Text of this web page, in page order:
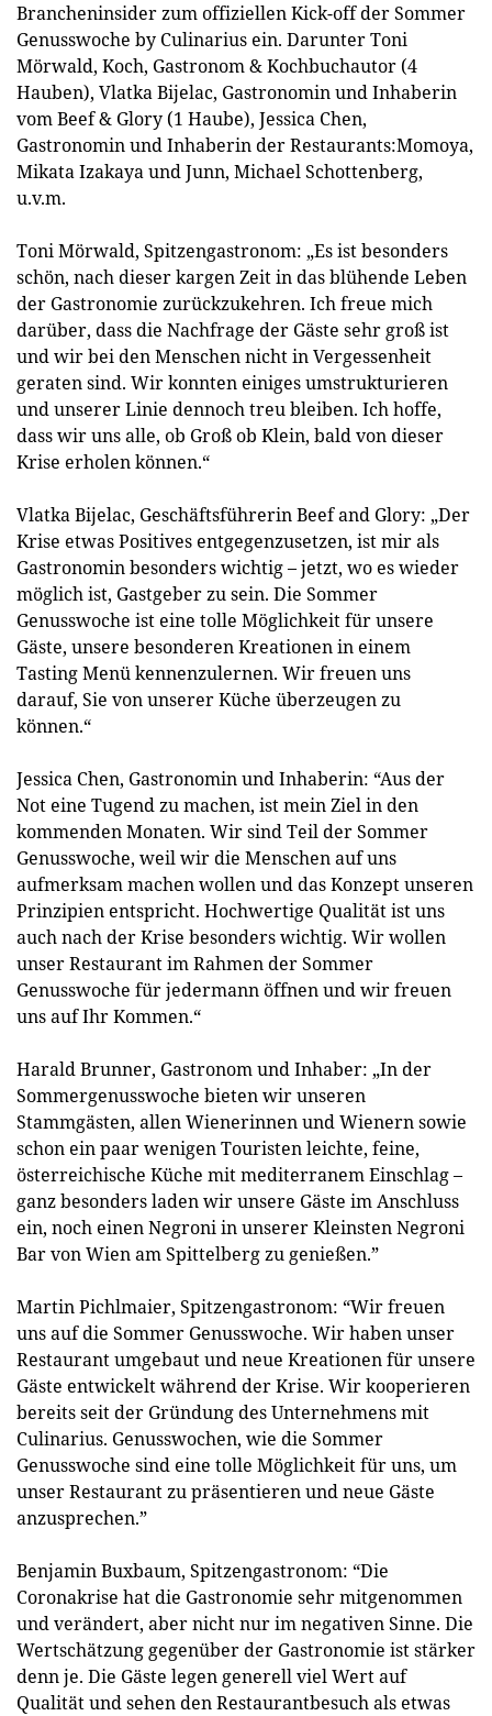
Brancheninsider zum offiziellen Kick-off der Sommer
Genusswoche by Culinarius ein. Darunter Toni
Mörwald, Koch, Gastronom & Kochbuchautor (4
Hauben), Vlatka Bijelac, Gastronomin und Inhaberin
vom Beef & Glory (1 Haube), Jessica Chen,
Gastronomin und Inhaberin der Restaurants:Momoya,
Mikata Izakaya und Junn, Michael Schottenberg,
u.v.m.
Toni Mörwald, Spitzengastronom: „Es ist besonders
schön, nach dieser kargen Zeit in das blühende Leben
der Gastronomie zurückzukehren. Ich freue mich
darüber, dass die Nachfrage der Gäste sehr groß ist
und wir bei den Menschen nicht in Vergessenheit
geraten sind. Wir konnten einiges umstrukturieren
und unserer Linie dennoch treu bleiben. Ich hoffe,
dass wir uns alle, ob Groß ob Klein, bald von dieser
Krise erholen können.“
Vlatka Bijelac, Geschäftsführerin Beef and Glory: „Der
Krise etwas Positives entgegenzusetzen, ist mir als
Gastronomin besonders wichtig – jetzt, wo es wieder
möglich ist, Gastgeber zu sein. Die Sommer
Genusswoche ist eine tolle Möglichkeit für unsere
Gäste, unsere besonderen Kreationen in einem
Tasting Menü kennenzulernen. Wir freuen uns
darauf, Sie von unserer Küche überzeugen zu
können.“
Jessica Chen, Gastronomin und Inhaberin: “Aus der
Not eine Tugend zu machen, ist mein Ziel in den
kommenden Monaten. Wir sind Teil der Sommer
Genusswoche, weil wir die Menschen auf uns
aufmerksam machen wollen und das Konzept unseren
Prinzipien entspricht. Hochwertige Qualität ist uns
auch nach der Krise besonders wichtig. Wir wollen
unser Restaurant im Rahmen der Sommer
Genusswoche für jedermann öffnen und wir freuen
uns auf Ihr Kommen.“
Harald Brunner, Gastronom und Inhaber: „In der
Sommergenusswoche bieten wir unseren
Stammgästen, allen Wienerinnen und Wienern sowie
schon ein paar wenigen Touristen leichte, feine,
österreichische Küche mit mediterranem Einschlag –
ganz besonders laden wir unsere Gäste im Anschluss
ein, noch einen Negroni in unserer Kleinsten Negroni
Bar von Wien am Spittelberg zu genießen.”
Martin Pichlmaier, Spitzengastronom: “Wir freuen
uns auf die Sommer Genusswoche. Wir haben unser
Restaurant umgebaut und neue Kreationen für unsere
Gäste entwickelt während der Krise. Wir kooperieren
bereits seit der Gründung des Unternehmens mit
Culinarius. Genusswochen, wie die Sommer
Genusswoche sind eine tolle Möglichkeit für uns, um
unser Restaurant zu präsentieren und neue Gäste
anzusprechen.”
Benjamin Buxbaum, Spitzengastronom: “Die
Coronakrise hat die Gastronomie sehr mitgenommen
und verändert, aber nicht nur im negativen Sinne. Die
Wertschätzung gegenüber der Gastronomie ist stärker
denn je. Die Gäste legen generell viel Wert auf
Qualität und sehen den Restaurantbesuch als etwas